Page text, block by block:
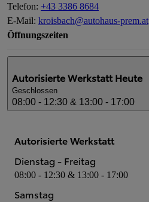
Telefon: +43 3386 8684
E-Mail: kroisbach@autohaus-prem.at
Öffnungszeiten
Autorisierte Werkstatt Heute
Geschlossen
08:00 - 12:30 & 13:00 - 17:00
Autorisierte Werkstatt
Dienstag - Freitag
08:00 - 12:30 & 13:00 - 17:00
Samstag